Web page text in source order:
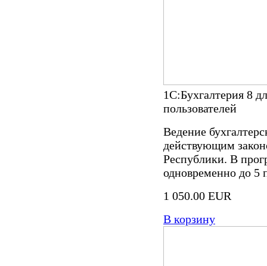
1С:Бухгалтерия 8
пользователей
Ведение
действующим
Республики. В
одновременно до 5
1 050.00 EUR
В корзину